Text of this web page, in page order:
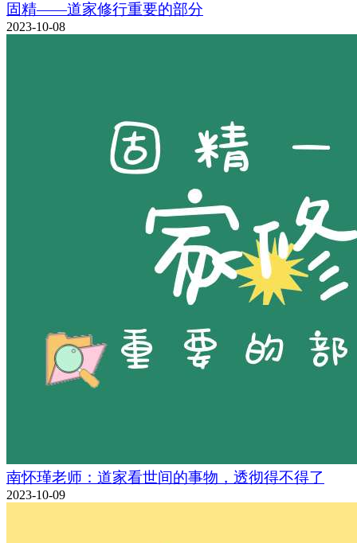
固精——道家修行重要的部分
2023-10-08
南怀瑾老师：道家看世间的事物，透彻得不得了
2023-10-09